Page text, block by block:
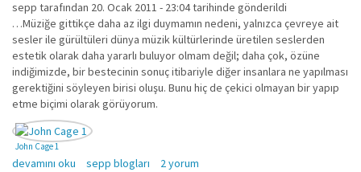
sepp tarafından 20. Ocak 2011 - 23:04 tarihinde gönderildi
…Müziğe gittikçe daha az ilgi duymamın nedeni, yalnızca çevreye ait
sesler ile gürültüleri dünya müzik kültürlerinde üretilen seslerden
estetik olarak daha yararlı buluyor olmam değil; daha çok, özüne
indiğimizde, bir bestecinin sonuç itibariyle diğer insanlara ne yapılması
gerektiğini söyleyen birisi oluşu. Bunu hiç de çekici olmayan bir yapıp
etme biçimi olarak görüyorum.
John Cage 1
John Cage / Günce: İzleyici hakkında
devamını oku sepp blogları 2 yorum